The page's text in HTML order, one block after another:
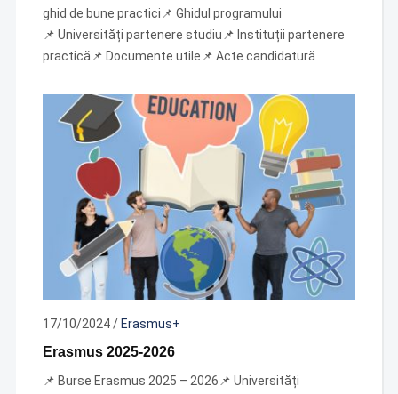
ghid de bune practici📌 Ghidul programului
📌 Universități partenere studiu📌 Instituții partenere
practică📌 Documente utile📌 Acte candidatură
17/10/2024/ Erasmus+
Erasmus 2025-2026
📌 Burse Erasmus 2025 – 2026📌 Universități